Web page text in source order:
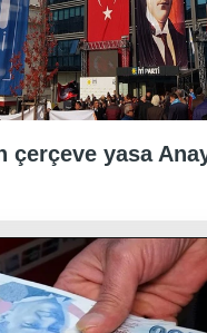
çerçeve yasa